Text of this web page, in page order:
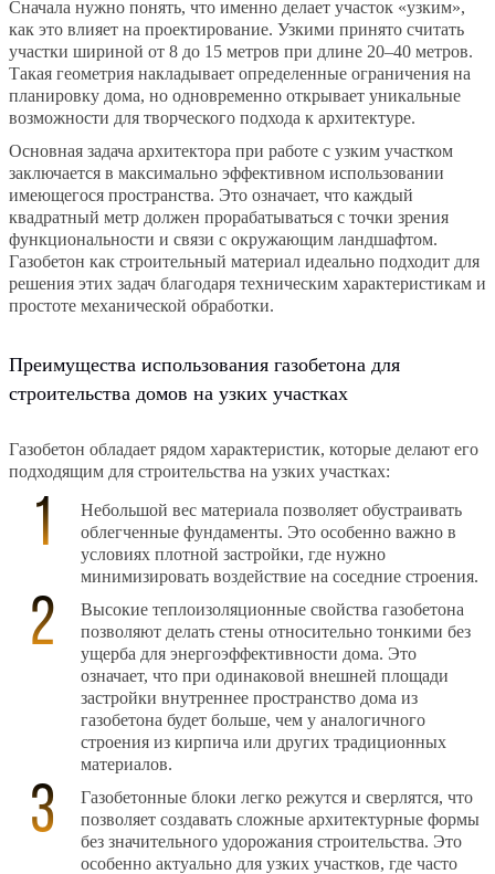
Сначала нужно понять, что именно делает участок «узким»,
как это влияет на проектирование. Узкими принято считать
участки шириной от 8 до 15 метров при длине 20–40 метров.
Такая геометрия накладывает определенные ограничения на
планировку дома, но одновременно открывает уникальные
возможности для творческого подхода к архитектуре.
Основная задача архитектора при работе с узким участком
заключается в максимально эффективном использовании
имеющегося пространства. Это означает, что каждый
квадратный метр должен прорабатываться с точки зрения
функциональности и связи с окружающим ландшафтом.
Газобетон как строительный материал идеально подходит для
решения этих задач благодаря техническим характеристикам и
простоте механической обработки.
Преимущества использования газобетона для
строительства домов на узких участках
Газобетон обладает рядом характеристик, которые делают его
подходящим для строительства на узких участках:
Небольшой вес материала позволяет обустраивать
облегченные фундаменты. Это особенно важно в
условиях плотной застройки, где нужно
минимизировать воздействие на соседние строения.
Высокие теплоизоляционные свойства газобетона
позволяют делать стены относительно тонкими без
ущерба для энергоэффективности дома. Это
означает, что при одинаковой внешней площади
застройки внутреннее пространство дома из
газобетона будет больше, чем у аналогичного
строения из кирпича или других традиционных
материалов.
Газобетонные блоки легко режутся и сверлятся, что
позволяет создавать сложные архитектурные формы
без значительного удорожания строительства. Это
особенно актуально для узких участков, где часто